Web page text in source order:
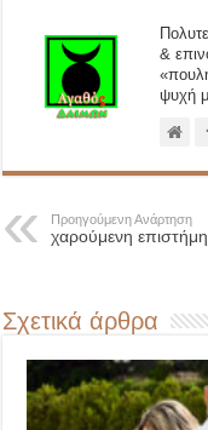
&
ψυχή
Προηγούμενη Ανάρτηση
χαρούμενη επιστήμη
Σχετικά άρθρα